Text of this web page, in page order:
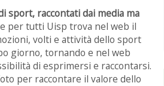
sport, raccontati dai media ma
per tutti Uisp trova nel web il
volti e attività dello sport
giorno, tornando e nel web
di esprimersi e raccontarsi.
per raccontare il valore dello